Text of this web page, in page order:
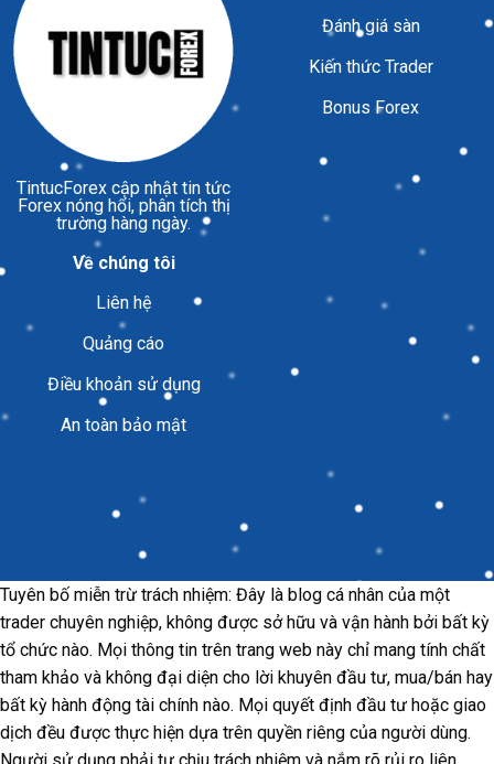
TintucForex cập nhật tin tức
Forex nóng hổi, phân tích thị
trường hàng ngày.
Đánh giá sàn
Kiến thức Trader
Bonus Forex
Về chúng tôi
Liên hệ
Quảng cáo
Điều khoản sử dụng
An toàn bảo mật
Tuyên bố miễn trừ trách nhiệm: Đây là blog cá nhân của một
trader chuyên nghiệp, không được sở hữu và vận hành bởi bất kỳ
tổ chức nào. Mọi thông tin trên trang web này chỉ mang tính chất
tham khảo và không đại diện cho lời khuyên đầu tư, mua/bán hay
bất kỳ hành động tài chính nào. Mọi quyết định đầu tư hoặc giao
dịch đều được thực hiện dựa trên quyền riêng của người dùng.